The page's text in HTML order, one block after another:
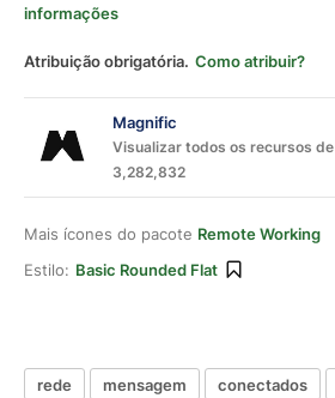
informações
Atribuição obrigatória. Como atribuir?
Magnific
Visualizar todos os recursos de
3,282,832
Mais ícones do pacote Remote Working
Estilo: Basic Rounded Flat
rede mensagem conectados